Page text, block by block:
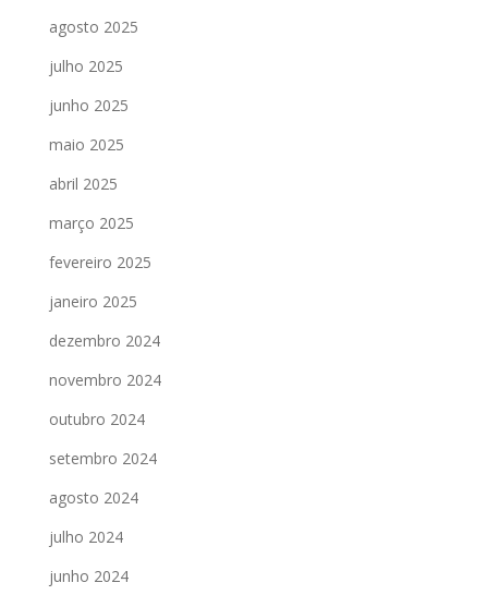
agosto 2025
julho 2025
junho 2025
maio 2025
abril 2025
março 2025
fevereiro 2025
janeiro 2025
dezembro 2024
novembro 2024
outubro 2024
setembro 2024
agosto 2024
julho 2024
junho 2024